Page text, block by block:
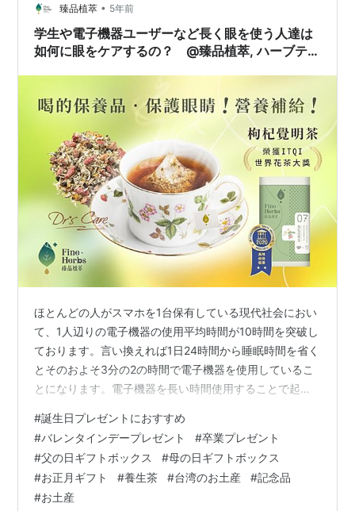
法と、実際に届いたキットを紹介しようと思います。
「おうちハック！」とは？ 友達に…
臻品植萃 • 5年前
学生や電子機器ユーザーなど長く眼を使う人達は
如何に眼をケアするの？ @臻品植萃, ハーブティ
ほとんどの人がスマホを1台保有している現代社会におい
て、1人辺りの電子機器の使用平均時間が10時間を突破し
ております。言い換えれば1日24時間から睡眠時間を省く
とそのおよそ3分の2の時間で電子機器を使用しているこ
とになります。電子機器を長い時間使用することで起き
アイをもたらす主な原因かもしれません。 現代人がよく
使用しているスマホやタブレットは、その利便性から小
さいモニターを長時間且つ近距離で使いがちです。同じ
ところをずっと見ていると、目の周囲の筋肉が常にピン
トを合わせるため筋肉の緊張状態が続き、目の疲れから
#誕生日プレゼントにおすすめ
#バレンタインデープレゼント #卒業プレゼント
#父の日ギフトボックス #母の日ギフトボックス
#お正月ギフト #養生茶 #台湾のお土産 #記念品
#お土産